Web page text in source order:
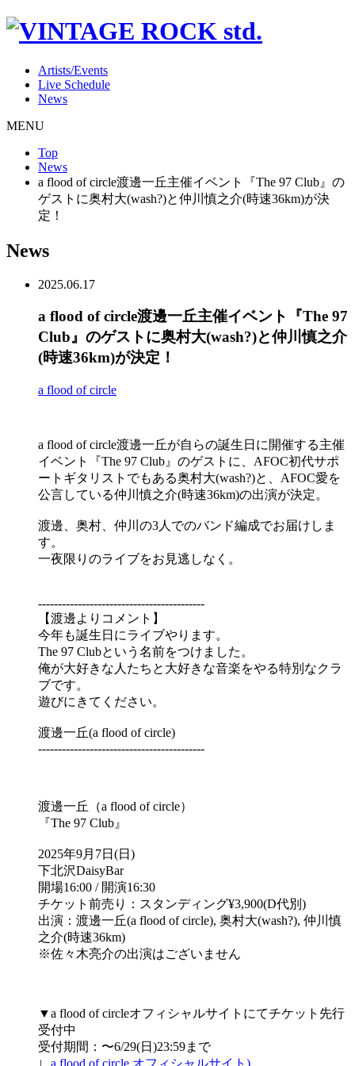
Artists/Events
Live Schedule
News
MENU
Top
News
a flood of circle渡邊一丘主催イベント『The 97 Club』の
ゲストに奥村大(wash?)と仲川慎之介(時速36km)が決
定！
News
2025.06.17
a flood of circle渡邊一丘主催イベント『The 97
Club』のゲストに奥村大(wash?)と仲川慎之介
(時速36km)が決定！
a flood of circle
a flood of circle渡邊一丘が自らの誕生日に開催する主催
イベント『The 97 Club』のゲストに、AFOC初代サポ
ートギタリストでもある奥村大(wash?)と、AFOC愛を
公言している仲川慎之介(時速36km)の出演が決定。
渡邊、奥村、仲川の3人でのバンド編成でお届けしま
す。
一夜限りのライブをお見逃しなく。
------------------------------------------
【渡邊よりコメント】
今年も誕生日にライブやります。
The 97 Clubという名前をつけました。
俺が大好きな人たちと大好きな音楽をやる特別なクラ
ブです。
遊びにきてください。
渡邊一丘(a flood of circle)
------------------------------------------
渡邊一丘（a flood of circle）
『The 97 Club』
2025年9月7日(日)
下北沢DaisyBar
開場16:00 / 開演16:30
チケット前売り：スタンディング¥3,900(D代別)
出演：渡邊一丘(a flood of circle), 奥村大(wash?), 仲川慎
之介(時速36km)
※佐々木亮介の出演はございません
▼a flood of circleオフィシャルサイトにてチケット先行
受付中
受付期間：〜6/29(日)23:59まで